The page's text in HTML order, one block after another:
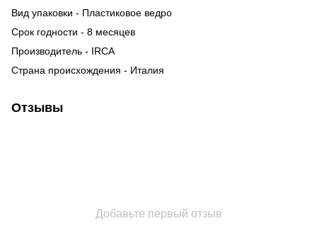
Вид упаковки - Пластиковое ведро
Срок годности - 8 месяцев
Производитель - IRCA
Страна происхождения - Италия
Отзывы
Добавьте первый отзыв